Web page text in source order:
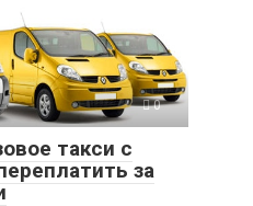
0
такси с
за